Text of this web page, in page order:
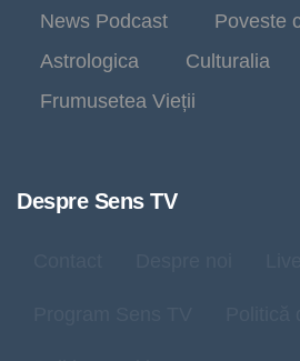
News Podcast
Poveste
Astrologica
Culturalia
Frumusetea Vieții
Despre Sens TV